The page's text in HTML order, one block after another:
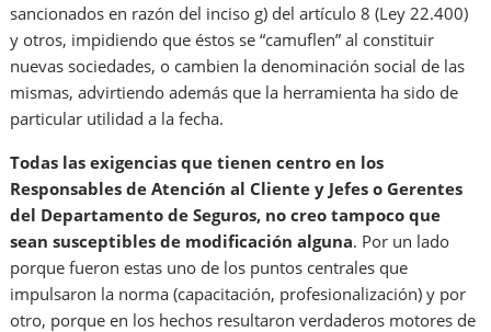
sancionados en razón del inciso g) del artículo 8 (Ley 22.400)
y otros, impidiendo que éstos se “camuflen” al constituir
nuevas sociedades, o cambien la denominación social de las
mismas, advirtiendo además que la herramienta ha sido de
particular utilidad a la fecha.
Todas las exigencias que tienen centro en los
Responsables de Atención al Cliente y Jefes o Gerentes
del Departamento de Seguros, no creo tampoco que
sean susceptibles de modificación alguna. Por un lado
porque fueron estas uno de los puntos centrales que
impulsaron la norma (capacitación, profesionalización) y por
otro, porque en los hechos resultaron verdaderos motores de